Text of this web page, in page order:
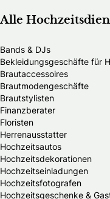
Alle
Bands & DJs
Bekleidungsgeschäfte für
Brautaccessoires
Brautmodengeschäfte
Brautstylisten
Finanzberater
Floristen
Herrenausstatter
Hochzeitsautos
Hochzeitsdekorationen
Hochzeitseinladungen
Hochzeitsfotografen
Hochzeitsgeschenke &